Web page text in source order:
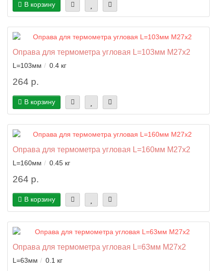
В корзину
Оправа для термометра угловая L=103мм M27x2
L=103мм 0.4 кг
264 р.
В корзину
Оправа для термометра угловая L=160мм M27x2
L=160мм 0.45 кг
264 р.
В корзину
Оправа для термометра угловая L=63мм M27x2
L=63мм 0.1 кг